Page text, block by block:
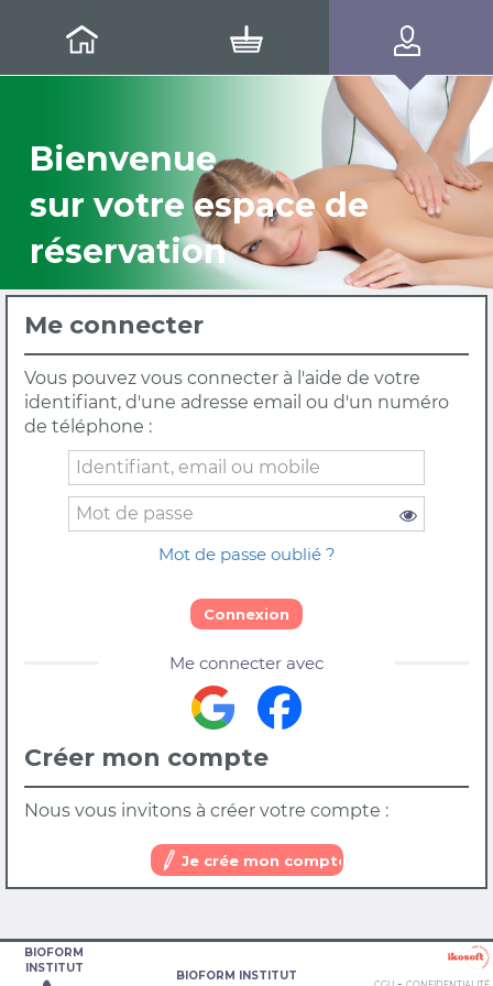
Bienvenue
sur votre espace de
réservation
Me connecter
Vous pouvez vous connecter à l'aide de votre
identifiant, d'une adresse email ou d'un numéro
de téléphone :
Mot de passe oublié ?
Connexion
Me connecter avec
Créer mon compte
Nous vous invitons à créer votre compte :
Je crée mon compte
BIOFORM
INSTITUT
BIOFORM INSTITUT